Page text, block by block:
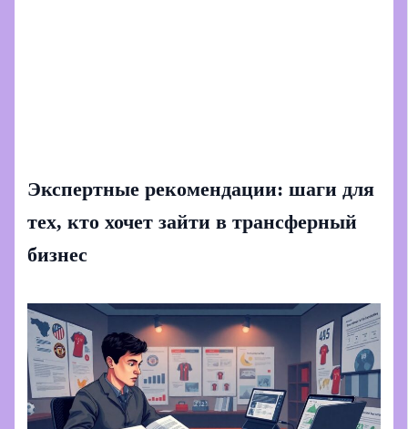
Экспертные рекомендации: шаги для
тех, кто хочет зайти в трансферный
бизнес